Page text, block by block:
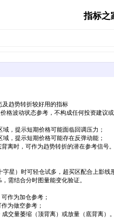
指标之
趋势转折较好用的指标
格波动状态参考，不构成任何投资建议或
，提示短期价格可能面临回调压力；
，提示短期价格可能存在反弹动能；
离时，可作为趋势转折的潜在参考信号。
星）时可轻仓试多，超买区配合上影线
需结合分时图量能变化验证。
作为加仓参考；
为做空参考；
交量萎缩（顶背离）或放量（底背离）。